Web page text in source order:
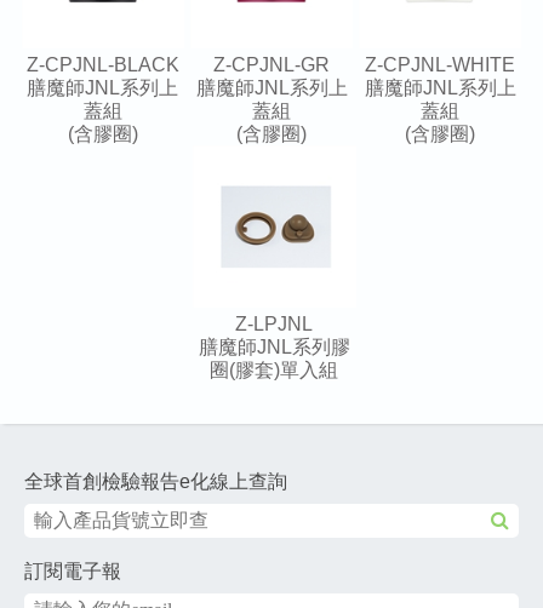
Z-CPJNL-BLACK
膳魔師JNL系列上
蓋組
(含膠圈)
Z-CPJNL-GR
膳魔師JNL系列上
蓋組
(含膠圈)
Z-CPJNL-WHITE
膳魔師JNL系列上
蓋組
(含膠圈)
Z-LPJNL
膳魔師JNL系列膠
圈(膠套)單入組
全球首創檢驗報告e化線上查詢
訂閱電子報